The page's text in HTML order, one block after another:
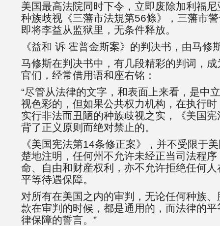
美国最高法院同时下令，立即废除加利福
种族歧视《三藩市法規第56條》，三藩市
即将李益从监狱里，无条件释放。
《益和 诉 霍普金斯案》的判决书，由马修
马修斯在判决书中，有几段精彩的判词，
官们，经常借用语和座右铭：
“尽管从法律的文字，和表面上来看，是中
视色彩的，但如果公共权力机构，在执行
实行非法而丑陋的种族歧视之实，《美国
背了正义原则而绝对禁止的。
《美国宪法第14条修正案》，并不受限于
楚地注明，任何州不允许未经正当司法程
命、自由和财産权利，亦不允许拒绝任何
平等待遇保障。
对所有在美国之内的审判，无论任何种族
款在审判的时候，都是通用的，而法律的
律保障的誓言。”